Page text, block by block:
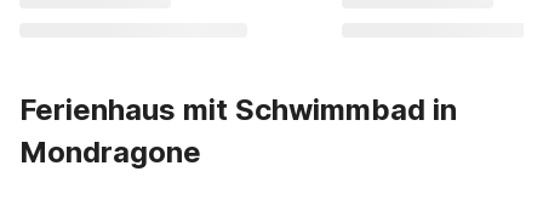
Ferienhaus mit Schwimmbad in
Mondragone